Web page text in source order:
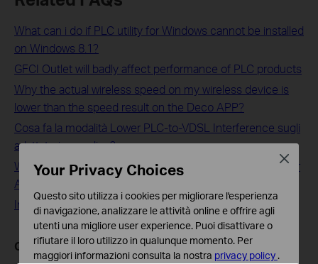
What can i do if PLC utility for Windows cannot be installed
on Windows 8.1?
GFCI Outlet will badly affect performance of PLC products
Why the actual wireless speed on my wireless device is
lower than the speed result on the Deco APP?
Cosa fa la modalità Lower PLC-to-VDSL Interference sugli
adattatori powerline?
Why my link speed looks much lower than it should be for
Archer C5400X 5G Wi-Fi
Interference Detection on Omada Controller
Questa faq è utile?
Your Privacy Choices
Questo sito utilizza i cookies per migliorare l'esperienza
di navigazione, analizzare le attività online e offrire agli
utenti una migliore user experience. Puoi disattivare o
rifiutare il loro utilizzo in qualunque momento. Per
maggiori informazioni consulta la nostra privacy policy .
Close